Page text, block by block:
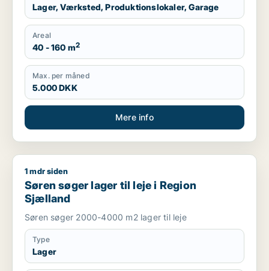
Lager, Værksted, Produktionslokaler, Garage
Areal
40 - 160 m2
Max. per måned
5.000 DKK
Mere info
Søren søger lager til leje i Region Sjælland
1 mdr siden
Søren søger lager til leje i Region
Sjælland
Søren søger 2000-4000 m2 lager til leje
Type
Lager